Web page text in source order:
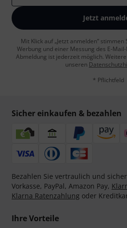
Jetzt
Mit Klick auf „Jetzt anmelden“
Werbung und einer Messung des E-
Abmeldung ist jederzeit möglich.
unseren
* Pflichtfeld
Sicher einkaufen & bezahlen
Bezahlen Sie vertraulich und
Vorkasse, PayPal, Amazon Pay,
Klarna Ratenzahlung oder
Ihre Vorteile